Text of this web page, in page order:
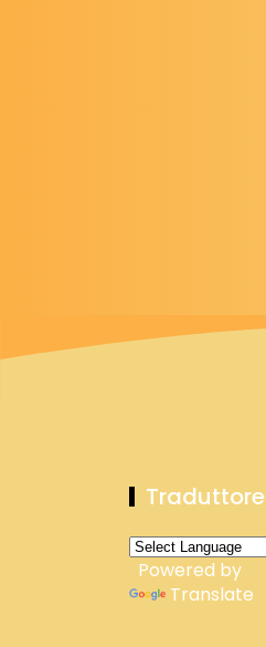
Traduttore
Powered by
Translate